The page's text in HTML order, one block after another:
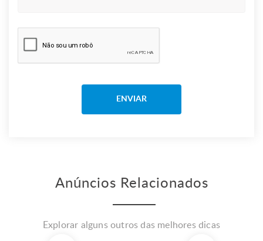
Anúncios Relacionados
Explorar alguns outros das melhores dicas